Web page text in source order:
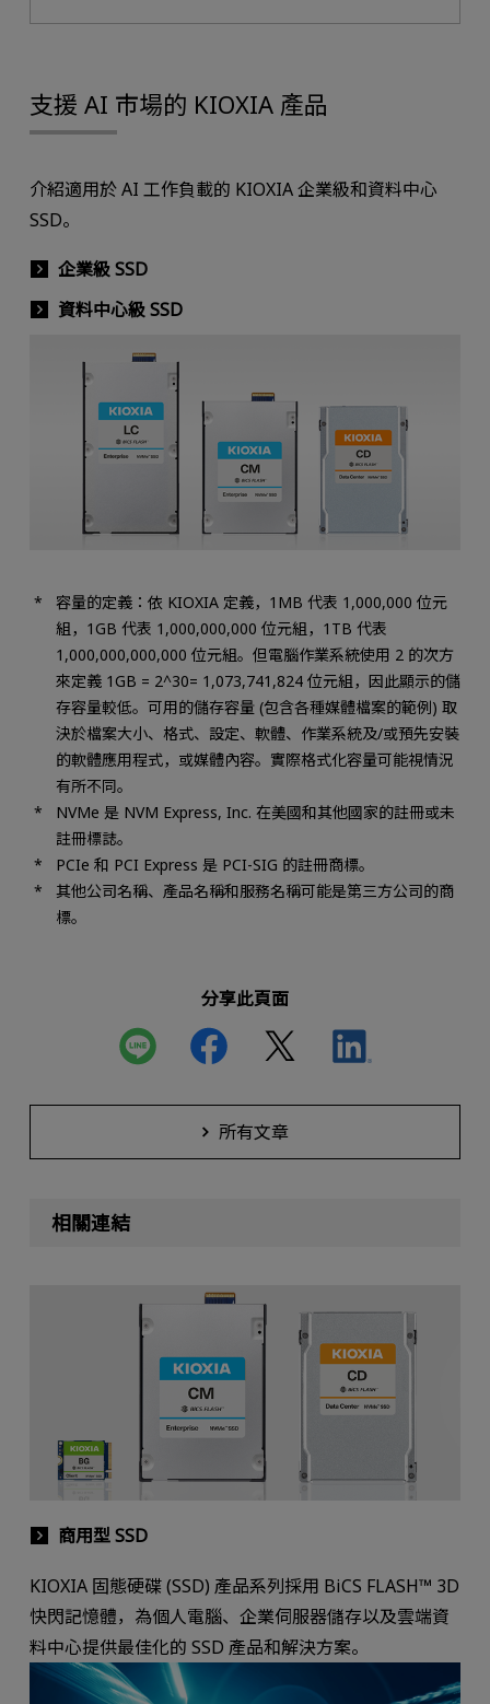
支援 AI 市場的 KIOXIA 產品
介紹適用於 AI 工作負載的 KIOXIA 企業級和資料中心
SSD。
企業級 SSD
資料中心級 SSD
容量的定義：依 KIOXIA 定義，1MB 代表 1,000,000 位元
組，1GB 代表 1,000,000,000 位元組，1TB 代表
1,000,000,000,000 位元組。但電腦作業系統使用 2 的次方
來定義 1GB = 2^30= 1,073,741,824 位元組，因此顯示的儲
存容量較低。可用的儲存容量 (包含各種媒體檔案的範例) 取
決於檔案大小、格式、設定、軟體、作業系統及/或預先安裝
的軟體應用程式，或媒體內容。實際格式化容量可能視情況
有所不同。
NVMe 是 NVM Express, Inc. 在美國和其他國家的註冊或未
註冊標誌。
PCIe 和 PCI Express 是 PCI-SIG 的註冊商標。
其他公司名稱、產品名稱和服務名稱可能是第三方公司的商
標。
分享此頁面
所有文章
相關連結
商用型 SSD
KIOXIA 固態硬碟 (SSD) 產品系列採用 BiCS FLASH™ 3D
快閃記憶體，為個人電腦、企業伺服器儲存以及雲端資
料中心提供最佳化的 SSD 產品和解決方案。